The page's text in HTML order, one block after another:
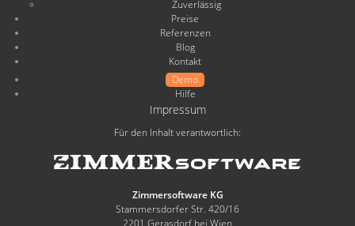
Zuverlässig
Preise
Referenzen
Blog
Kontakt
Demo
Hilfe
Impressum
Für den Inhalt verantwortlich:
Zimmersoftware KG
Stammersdorfer Str. 420/16
2201 Gerasdorf bei Wien